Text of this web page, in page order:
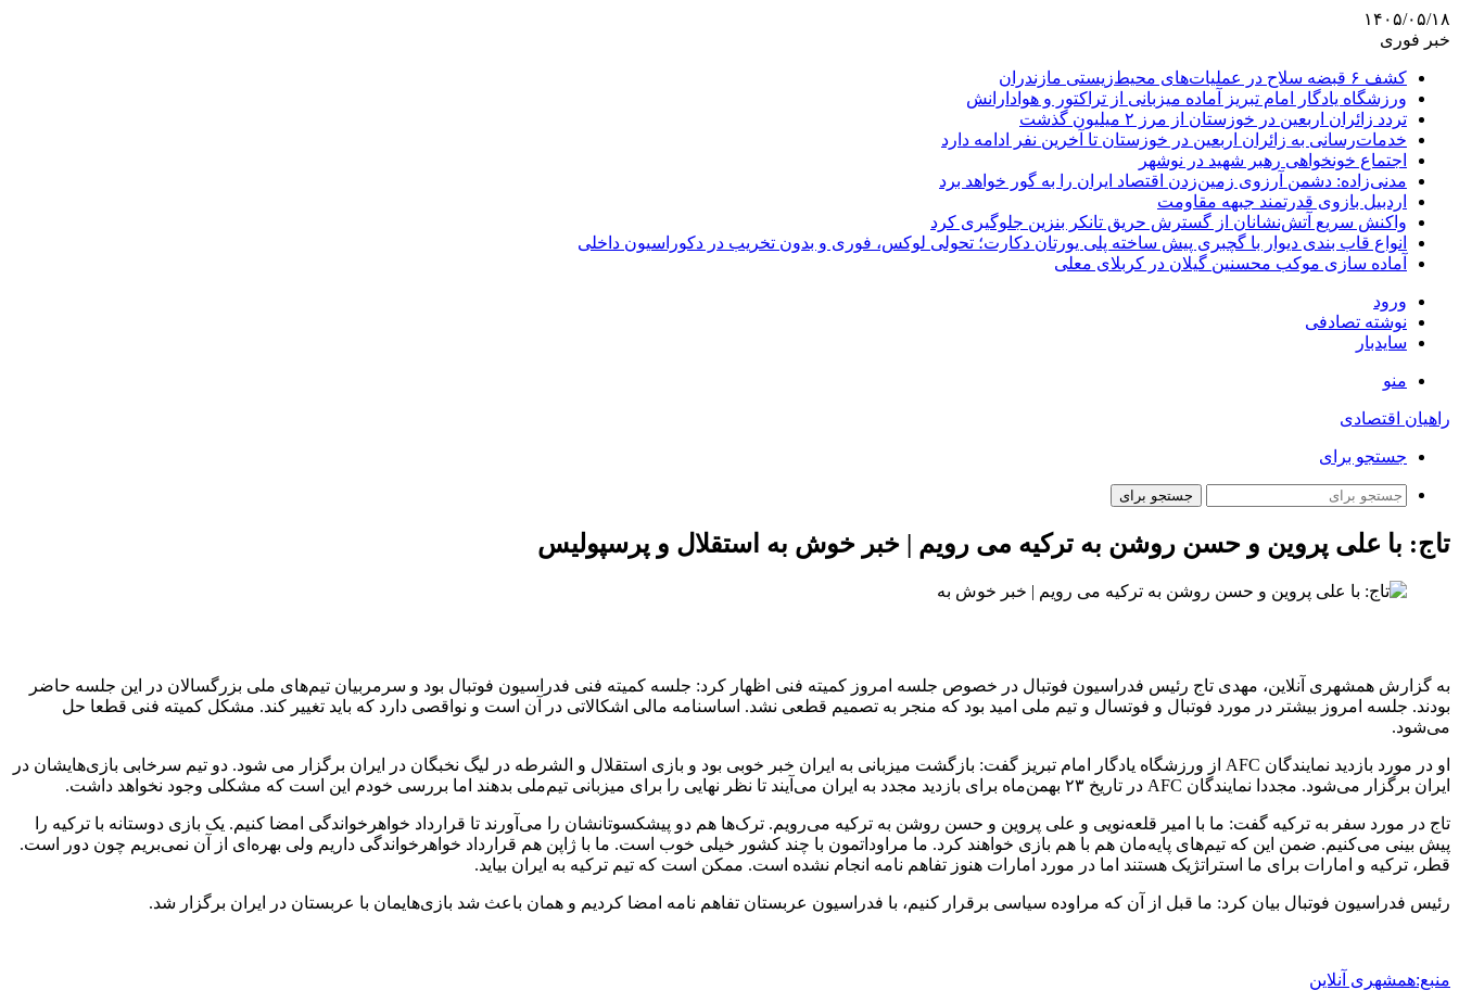
۱۴۰۵/۰۵/۱۸
خبر فوری
کشف ۶ قبضه سلاح در عملیات‌های محیط‌زیستی مازندران
ورزشگاه یادگار امام تبریز آماده میزبانی از تراکتور و هوادارانش
تردد زائران اربعین در خوزستان از مرز ۲ میلیون گذشت
خدمات‌رسانی به زائران اربعین در خوزستان تا آخرین نفر ادامه دارد
اجتماع خونخواهی رهبر شهید در نوشهر
مدنی‌زاده: دشمن آرزوی زمین‌زدن اقتصاد ایران را به گور خواهد برد
اردبیل بازوی قدرتمند جبهه مقاومت
واکنش سریع آتش‌نشانان از گسترش حریق تانکر بنزین جلوگیری کرد
انواع قاب بندی دیوار با گچبری پیش ساخته پلی یورتان دکارت؛ تحولی لوکس، فوری و بدون تخریب در دکوراسیون داخلی
آماده سازی موکب محسنین گیلان در کربلای معلی
ورود
نوشته تصادفی
سایدبار
منو
راهیان اقتصادی
جستجو برای
جستجو برای
تاج: با علی پروین و حسن روشن به ترکیه می رویم | خبر خوش به استقلال و پرسپولیس
به گزارش همشهری آنلاین، مهدی تاج رئیس فدراسیون فوتبال در خصوص جلسه امروز کمیته فنی اظهار کرد: جلسه کمیته فنی فدراسیون فوتبال بود و سرمربیان تیم‌های ملی بزرگسالان در این جلسه حاضر
بودند. جلسه امروز بیشتر در مورد فوتبال و فوتسال و تیم ملی امید بود که منجر به تصمیم قطعی نشد. اساسنامه مالی اشکالاتی در آن است و نواقصی دارد که باید تغییر کند. مشکل کمیته فنی قطعا حل
می‌شود.
او در مورد بازدید نمایندگان AFC از ورزشگاه یادگار امام تبریز گفت: بازگشت میزبانی به ایران خبر خوبی بود و بازی استقلال و الشرطه در لیگ نخبگان در ایران برگزار می شود. دو تیم سرخابی بازی‌هایشان در
ایران برگزار می‌شود. مجددا نمایندگان AFC در تاریخ ۲۳ بهمن‌ماه برای بازدید مجدد به ایران می‌آیند تا نظر نهایی را برای میزبانی تیم‌ملی بدهند اما بررسی خودم این است که مشکلی وجود نخواهد داشت.
تاج در مورد سفر به ترکیه گفت: ما با امیر قلعه‌نویی و علی پروین و حسن روشن به ترکیه می‌رویم. ترک‌ها هم دو پیشکسوتانشان را می‌آورند تا قرارداد خواهرخواندگی امضا کنیم. یک بازی دوستانه با ترکیه را
پیش بینی می‌کنیم. ضمن این که تیم‌های پایه‌مان هم با هم بازی خواهند کرد. ما مراوداتمون با چند کشور خیلی خوب است. ما با ژاپن هم قرارداد خواهرخواندگی داریم ولی بهره‌ای از آن نمی‌بریم چون دور است.
قطر، ترکیه و امارات برای ما استراتژیک هستند اما در مورد امارات هنوز تفاهم نامه انجام نشده است. ممکن است که تیم ترکیه به ایران بیاید.
رئیس فدراسیون فوتبال بیان کرد: ما قبل از آن که مراوده سیاسی برقرار کنیم، با فدراسیون عربستان تفاهم نامه امضا کردیم و همان باعث شد بازی‌هایمان با عربستان در ایران برگزار شد.
منبع:همشهری آنلاین